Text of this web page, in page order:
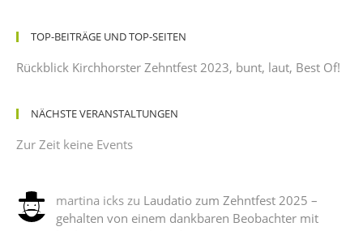
TOP-BEITRÄGE UND TOP-SEITEN
Rückblick Kirchhorster Zehntfest 2023, bunt, laut, Best Of!
NÄCHSTE VERANSTALTUNGEN
Zur Zeit keine Events
martina ickszu Laudatio zum Zehntfest 2025 –
gehalten von einem dankbaren Beobachter mit